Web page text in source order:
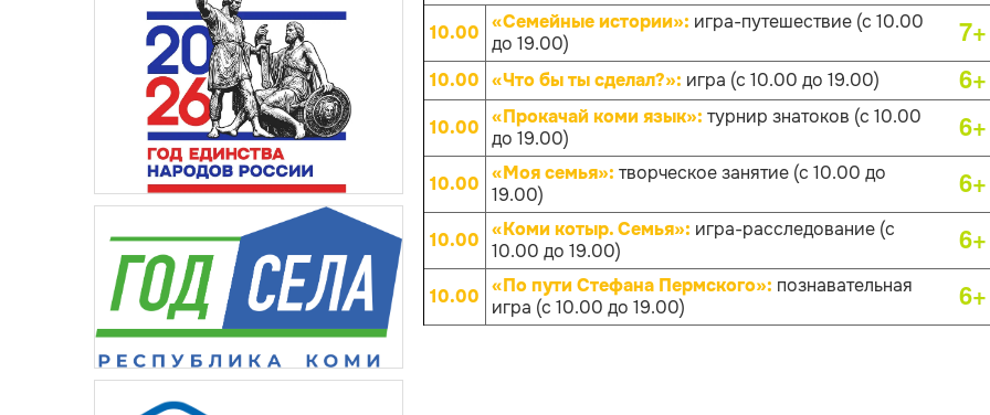
10.00 «Семейные истории»: игра-путешествие (с 10.00
до 19.00)
7+
10.00 «Что бы ты сделал?»: игра (с 10.00 до 19.00) 6+
10.00 «Прокачай коми язык»: турнир знатоков (с 10.00
до 19.00)
6+
10.00 «Моя семья»: творческое занятие (с 10.00 до
19.00)
6+
10.00 «Коми котыр. Семья»: игра-расследование (с
10.00 до 19.00)
6+
10.00 «По пути Стефана Пермского»: познавательная
игра (с 10.00 до 19.00)
6+